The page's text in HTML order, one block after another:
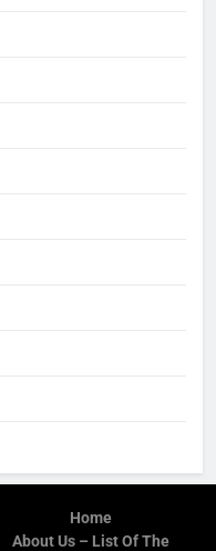
Home
About Us – List Of The